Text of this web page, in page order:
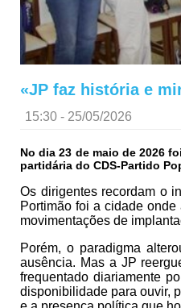
«JP faz história e
15:30 - 25/05/2026
No dia 23 de maio de 2026
partidária do CDS-Partido
Os dirigentes recordam o
Portimão foi a cidade
movimentações de
Porém, o paradigma
ausência. Mas a JP
frequentado diariamente
disponibilidade para ouvir,